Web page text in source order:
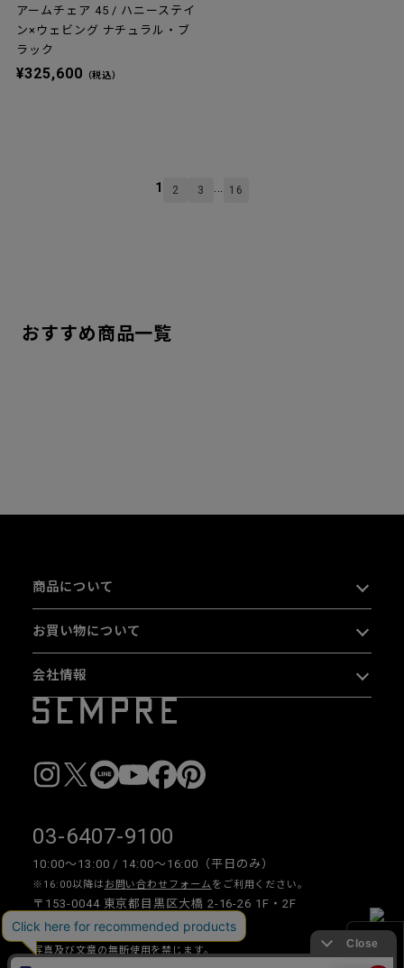
絞り込み
アームチェア 45 / ハニーステイ
ン×ウェビング ナチュラル・ブ
ラック
¥325,600 （税込）
1 2 3 16
おすすめ商品一覧
商品について
お買い物について
会社情報
03-6407-9100
10:00〜13:00 / 14:00〜16:00（平日のみ）
※16:00以降は お問い合わせフォーム をご利用ください。
〒153-0044 東京都目黒区大橋 2-16-26 1F・2F
写真及び文章の無断使用を禁じます。